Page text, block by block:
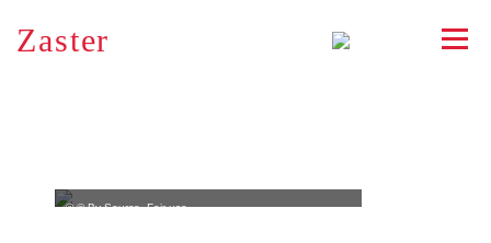
RSS
Zaster
© © By Source, Fair use,